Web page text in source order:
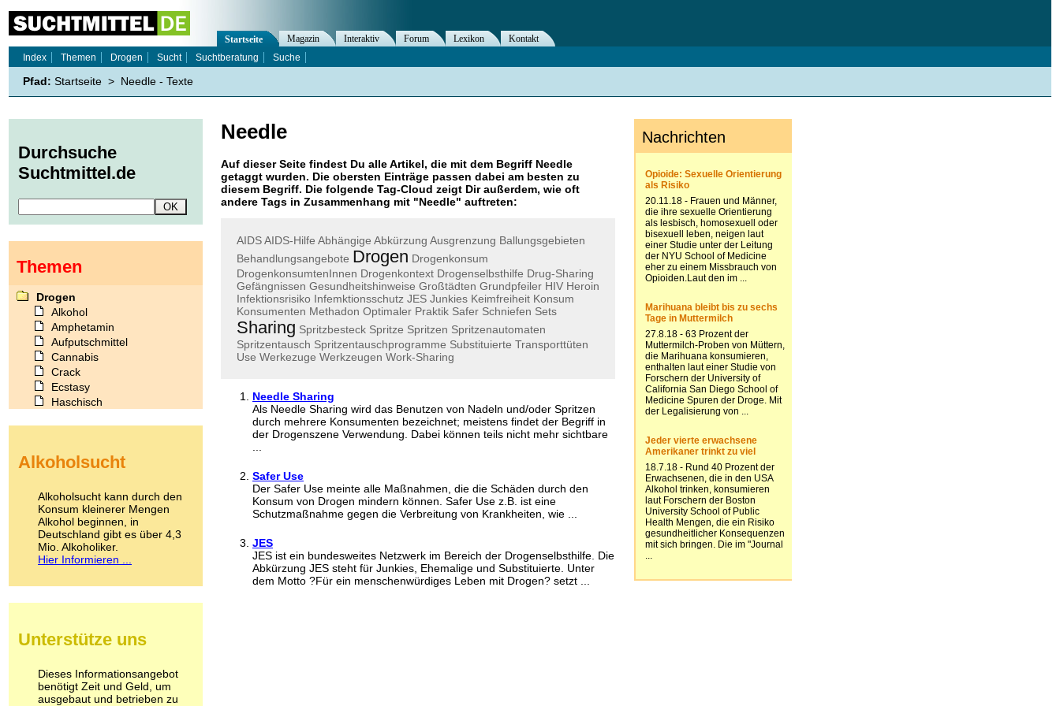
Needle
Auf dieser Seite findest Du alle Artikel, die mit dem Begriff Needle
getaggt wurden. Die obersten Einträge passen dabei am besten zu
diesem Begriff. Die folgende Tag-Cloud zeigt Dir außerdem, wie oft
andere Tags in Zusammenhang mit "Needle" auftreten:
AIDSAIDS-Hilfe Abhängige Abkürzung Ausgrenzung Ballungsgebieten
Behandlungsangebote Drogen Drogenkonsum
DrogenkonsumtenInnen Drogenkontext Drogenselbsthilfe Drug-Sharing
Gefängnissen Gesundheitshinweise Großtädten Grundpfeiler HIV Heroin
Infektionsrisiko Infemktionsschutz JES Junkies Keimfreiheit Konsum
Konsumenten Methadon Optimaler Praktik Safer Schniefen Sets
Sharing Spritzbesteck Spritze Spritzen Spritzenautomaten
Spritzentausch Spritzentauschprogramme Substituierte Transporttüten
Use Werkezuge Werkzeugen Work-Sharing
Needle Sharing
Als Needle Sharing wird das Benutzen von Nadeln und/oder Spritzen
durch mehrere Konsumenten bezeichnet; meistens findet der Begriff in
der Drogenszene Verwendung. Dabei können teils nicht mehr sichtbare
Safer Use
Der Safer Use meinte alle Maßnahmen, die die Schäden durch den
Konsum von Drogen mindern können. Safer Use z.B. ist eine
Schutzmaßnahme gegen die Verbreitung von Krankheiten, wie ...
JES
JES ist ein bundesweites Netzwerk im Bereich der Drogenselbsthilfe. Die
Abkürzung JES steht für Junkies, Ehemalige und Substituierte. Unter
dem Motto ?Für ein menschenwürdiges Leben mit Drogen? setzt ...
Startseite Magazin Interaktiv Forum Lexikon
Kontakt
Index
Themen Drogen Sucht Suchtberatung Suche
Pfad: Startseite > Needle - Texte
Durchsuche
Suchtmittel.de
Themen
Drogen
Alkohol
Amphetamin
Aufputschmittel
Cannabis
Crack
Ecstasy
Haschisch
Kokain
LSD
Marihuana
Medikamente
Meskalin
Metamphetamin
Methadon
Pilze
Psychopharmaka
Schlafmittel
Schmerzmittel
Alkoholsucht
Alkoholsucht kann durch den
Konsum kleinerer Mengen
Alkohol beginnen, in
Deutschland gibt es über 4,3
Mio. Alkoholiker.
Hier Informieren ...
Unterstütze uns
Dieses Informationsangebot
benötigt Zeit und Geld, um
ausgebaut und betrieben zu